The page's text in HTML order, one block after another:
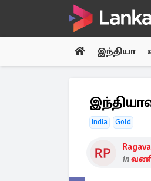
இந்தியா
India Gold
in